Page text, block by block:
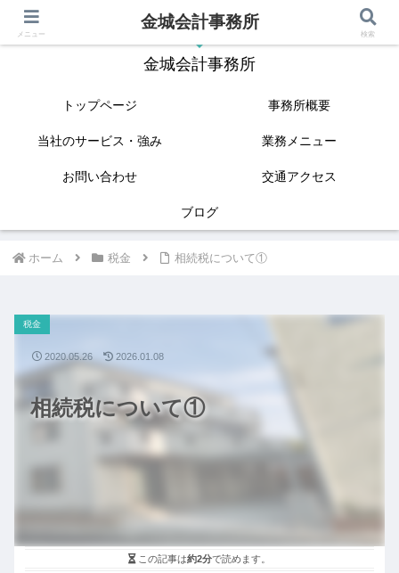
IT(クラウド会計)と相続に強い姫路の税理士
金城会計事務所
トップページ 事務所概要
当社のサービス・強み 業務メニュー
お問い合わせ 交通アクセス
ブログ
ホーム 税金 相続税について①
相続税について①
税金
2020.05.26 2026.01.08
この記事は約2分で読めます。
メニュー
金城会計事務所
検索